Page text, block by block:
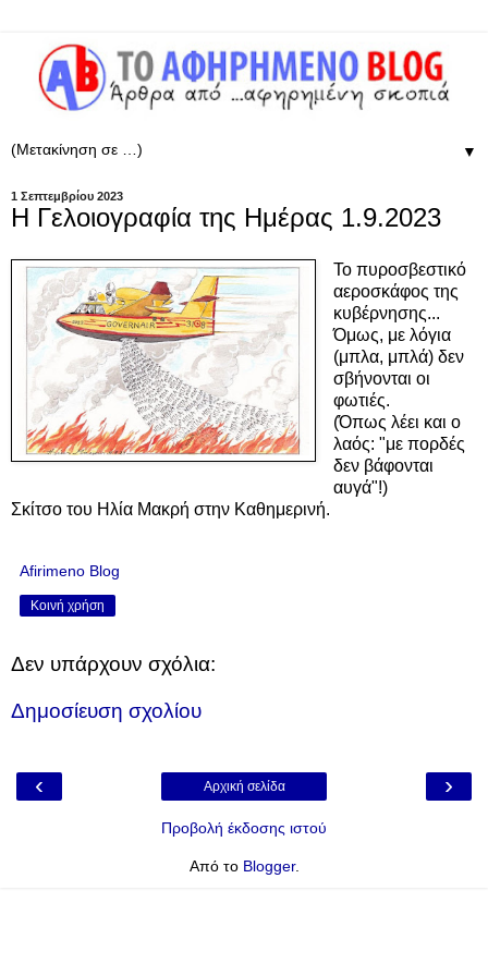
▼
1 Σεπτεμβρίου 2023
Η Γελοιογραφία της Ημέρας 1.9.2023
Το πυροσβεστικό
αεροσκάφος της
κυβέρνησης...
Όμως, με λόγια
(μπλα, μπλά) δεν
σβήνονται οι
φωτιές.
(Όπως λέει και ο
λαός: "με πορδές
δεν βάφονται
αυγά"!)
Σκίτσο του Ηλία Μακρή στην Καθημερινή.
Afirimeno Blog
Κοινή χρήση
Δεν υπάρχουν σχόλια:
Δημοσίευση σχολίου
‹ ›
Αρχική σελίδα
Προβολή έκδοσης ιστού
Από το Blogger.